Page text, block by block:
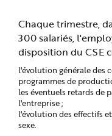
Chaque trimestre,
300 salariés,
disposition du CSE
l'évolution générale des
programmes de
les éventuels retards de
l'entreprise ;
l'évolution des effectifs
sexe.